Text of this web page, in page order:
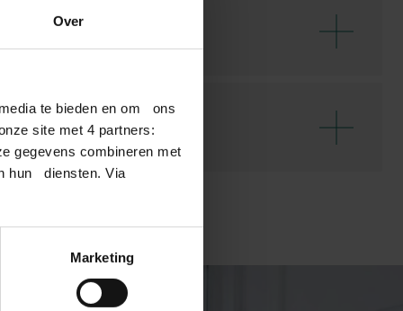
Over
te bieden en om ons
site met 4 partners:
gegevens combineren met
hun diensten. Via
Marketing
DE
winkels